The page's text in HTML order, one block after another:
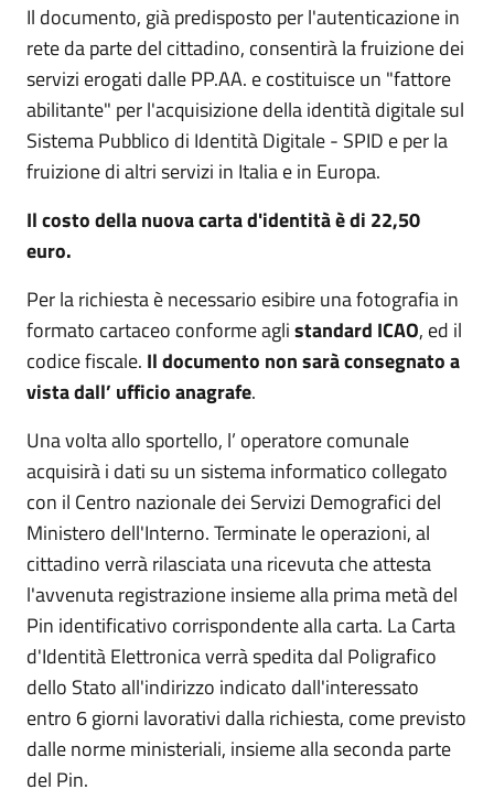
Il documento, già predisposto per l'autenticazione in
rete da parte del cittadino, consentirà la fruizione dei
servizi erogati dalle PP.AA. e costituisce un "fattore
abilitante" per l'acquisizione della identità digitale sul
Sistema Pubblico di Identità Digitale - SPID e per la
fruizione di altri servizi in Italia e in Europa.
Il costo della nuova carta d'identità è di 22,50
euro.
Per la richiesta è necessario esibire una fotografia in
formato cartaceo conforme aglistandard ICAO, ed il
codice fiscale. Il documento non sarà consegnato a
vista dall’ ufficio anagrafe.
Una volta allo sportello, l’ operatore comunale
acquisirà i dati su un sistema informatico collegato
con il Centro nazionale dei Servizi Demografici del
Ministero dell'Interno. Terminate le operazioni, al
cittadino verrà rilasciata una ricevuta che attesta
l'avvenuta registrazione insieme alla prima metà del
Pin identificativo corrispondente alla carta. La Carta
d'Identità Elettronica verrà spedita dal Poligrafico
dello Stato all'indirizzo indicato dall'interessato
entro 6 giorni lavorativi dalla richiesta, come previsto
dalle norme ministeriali, insieme alla seconda parte
del Pin.